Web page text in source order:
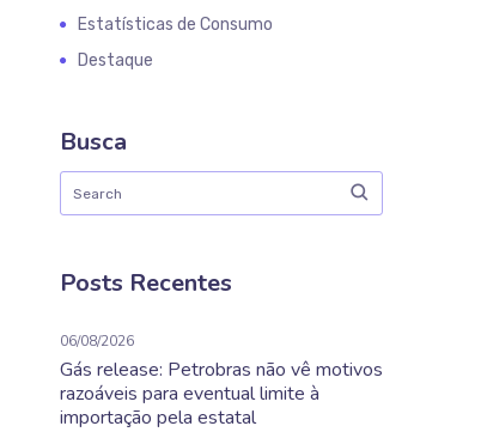
Estatísticas de Consumo
Destaque
Busca
Posts Recentes
06/08/2026
Gás release: Petrobras não vê motivos
razoáveis para eventual limite à
importação pela estatal